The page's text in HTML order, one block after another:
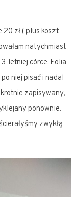
20 zł ( plus koszt
natychmiast
letniej córce. Folia
niej pisać i nadal
zapisywany,
ponownie.
zwykłą